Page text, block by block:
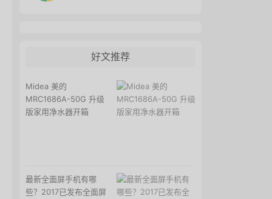
好文推荐
Midea 美的
MRC1686A-50G 升级
版家用净水器开箱
最新全面屏手机有哪
些？2017已发布全面屏